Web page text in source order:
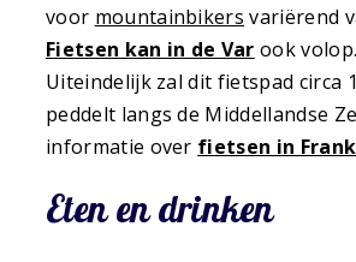
voor mountainbikers variërend
Fietsen kan in de Var ook
Uiteindelijk zal dit fietspad circa
peddelt langs de Middellandse
informatie over fietsen in
Eten en drinken